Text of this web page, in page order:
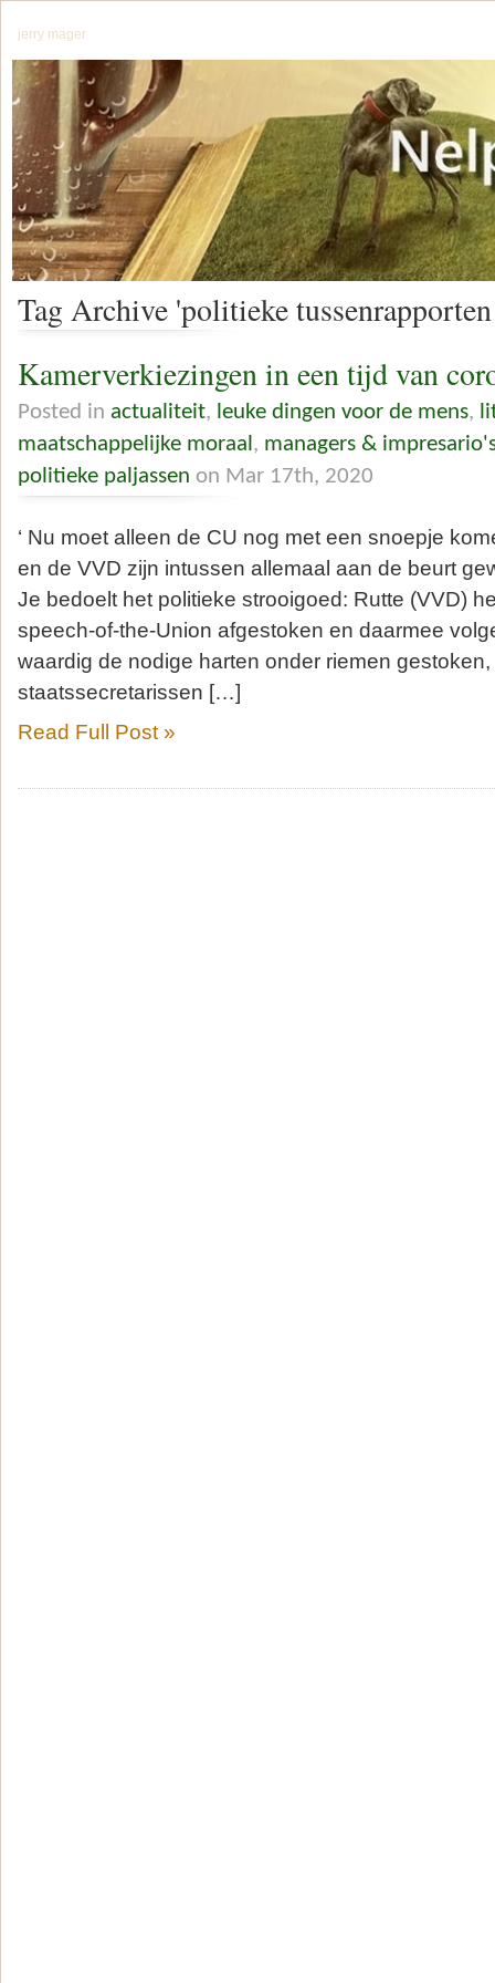
jerry mager
Tag Archive 'politieke
Kamerverkiezingen in een tijd van
Posted in actualiteit, leuke dingen voor de mens,
maatschappelijke moraal , managers &
politieke paljassen on Mar 17th, 2020
‘ Nu moet alleen de CU nog met een snoepje
en de VVD zijn intussen allemaal aan de beurt
Je bedoelt het politieke strooigoed: Rutte (VVD)
speech-of-the-Union afgestoken en daarmee
waardig de nodige harten onder riemen
staatssecretarissen […]
Read Full Post »